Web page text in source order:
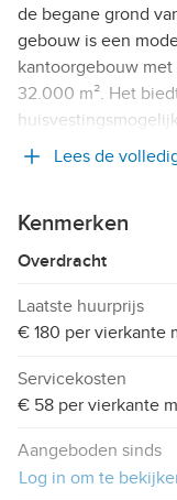
de begane grond
gebouw is een
kantoorgebouw
32.000 m². Het
Lees de
Kenmerken
Overdracht
Laatste huurprijs
€ 180 per vierkante
Servicekosten
€ 58 per vierkante
Aangeboden sinds
Log in om te